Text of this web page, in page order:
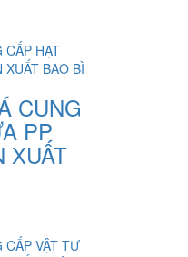
CUNG
PP
XUẤT